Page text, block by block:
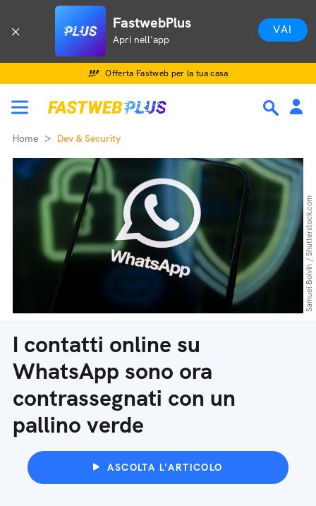
FastwebPlus
Apri nell'app
VAI
Offerta Fastweb per la tua casa
Home Dev & Security
I contatti online su
WhatsApp sono ora
contrassegnati con un
pallino verde
ASCOLTA L'ARTICOLO
Samuel Boivin / Shutterstock.com